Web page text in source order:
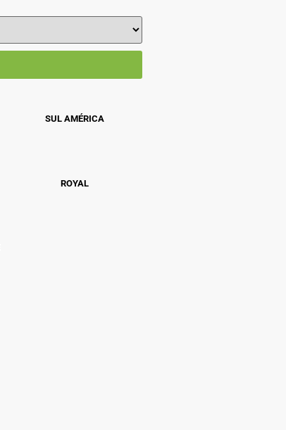
SUL AMÉRICA
ROYAL